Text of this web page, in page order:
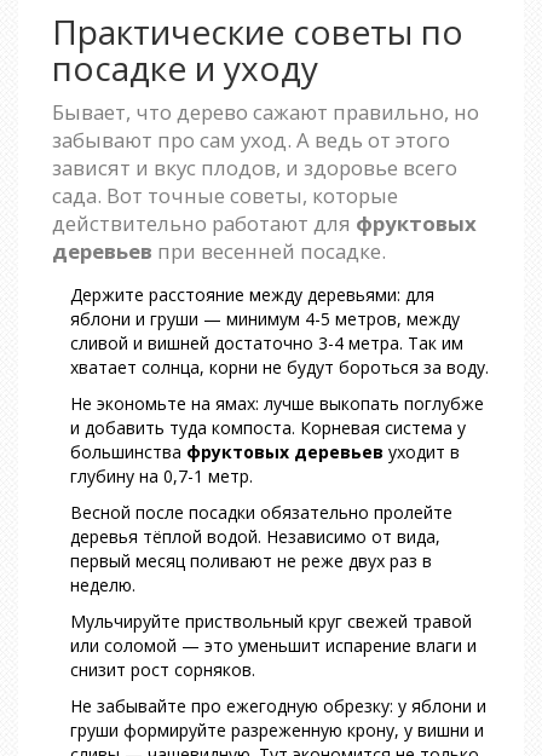
Практические советы по
посадке и уходу
Бывает, что дерево сажают правильно, но
забывают про сам уход. А ведь от этого
зависят и вкус плодов, и здоровье всего
сада. Вот точные советы, которые
действительно работают для фруктовых
деревьев при весенней посадке.
Держите расстояние между деревьями: для
яблони и груши — минимум 4-5 метров, между
сливой и вишней достаточно 3-4 метра. Так им
хватает солнца, корни не будут бороться за воду.
Не экономьте на ямах: лучше выкопать поглубже
и добавить туда компоста. Корневая система у
большинства фруктовых деревьев уходит в
глубину на 0,7-1 метр.
Весной после посадки обязательно пролейте
деревья тёплой водой. Независимо от вида,
первый месяц поливают не реже двух раз в
неделю.
Мульчируйте приствольный круг свежей травой
или соломой — это уменьшит испарение влаги и
снизит рост сорняков.
Не забывайте про ежегодную обрезку: у яблони и
груши формируйте разреженную крону, у вишни и